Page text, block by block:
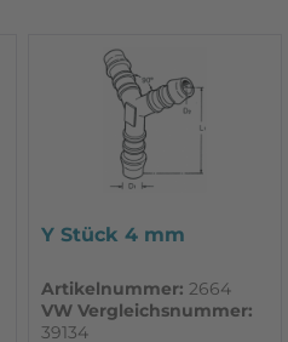
Y Stück 4 mm
Artikelnummer: 2664
VW Vergleichsnummer:
39134